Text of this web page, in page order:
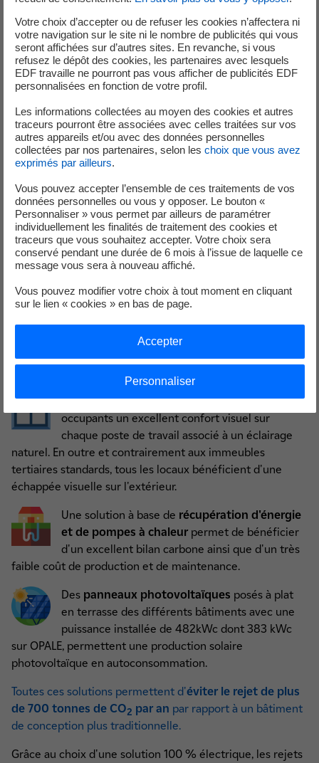
La chaleur dégagée par les serveurs
informatiques et les locaux techniques est
récupérée, assurant gratuitement environ 35 %
des besoins de chaud. La chaleur liée à la production de
froid alimentaire est également utilisée pour préchauffer
l'eau chaude sanitaire de ce bâtiment, pour 18 % des
besoins.
La production énergétique est basée sur un
dispositif de stockage
d'une bâche tampon de 240 m3d'eau
(température varie entre 5 et 45°C suivant la saison). Trois
pompes à chaleur réversibles alimentent ensuite en chaud
ou en froid le réseau de distribution de la dalle active.
L'installation, sur le bâtiment OPALE, d'un
système de récupération d'une partie des
eaux de pluiesdans deux cuves de 50 m 3
permet d'assurer 63 % des besoins des chasses d'eau des
toilettes. Le reste des eaux pluviales est collecté des
bassins et permet d'assurer l'entretien des voiries et des
Lelarge emploi du verre en façadeoffre aux
occupants un excellent confort visuel sur
chaque poste de travail associé à un éclairage
naturel. En outre et contrairement aux immeubles
tertiaires standards, tous les locaux bénéficient d'une
échappée visuelle sur l'extérieur.
Une solution à base de récupération d'énergie
et de pompes à chaleur permet de bénéficier
d'un excellent bilan carbone ainsi que d'un très
faible coût de production et de maintenance.
Des panneaux photovoltaïques posés à plat
en terrasse des différents bâtiments avec une
puissance installée de 482kWc dont 383 kWc
sur OPALE, permettent une production solaire
photovoltaïque en autoconsommation.
Toutes ces solutions permettent d'éviter le rejet de plus
de 700 tonnes de CO2 par an par rapport à un bâtiment
de conception plus traditionnelle.
​​​​​​​​​​​​​​​​​​​​​Grâce au choix d'une solution 100 % électrique, les rejets
Votre choix d’accepter ou de refuser les cookies n’affectera ni
votre navigation sur le site ni le nombre de publicités qui vous
seront affichées sur d’autres sites. En revanche, si vous
refusez le dépôt des cookies, les partenaires avec lesquels
EDF travaille ne pourront pas vous afficher de publicités EDF
personnalisées en fonction de votre profil.
Les informations collectées au moyen des cookies et autres
traceurs pourront être associées avec celles traitées sur vos
autres appareils et/ou avec des données personnelles
collectées par nos partenaires, selon les choix que vous avez
exprimés par ailleurs.
Vous pouvez accepter l’ensemble de ces traitements de vos
données personnelles ou vous y opposer. Le bouton «
Personnaliser » vous permet par ailleurs de paramétrer
individuellement les finalités de traitement des cookies et
traceurs que vous souhaitez accepter. Votre choix sera
conservé pendant une durée de 6 mois à l’issue de laquelle ce
message vous sera à nouveau affiché.
Vous pouvez modifier votre choix à tout moment en cliquant
sur le lien « cookies » en bas de page.
Personnaliser
Accepter